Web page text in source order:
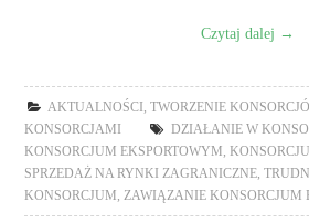
Czytaj dalej →
AKTUALNOŚCI ,TWORZENIE
KONSORCJAMI
DZIAŁANIE W
KONSORCJUM EKSPORTOWYM
SPRZEDAŻ NA RYNKI ZAGRANICZNE ,
KONSORCJUM
ZAWIĄZANIE KONSORCJUM